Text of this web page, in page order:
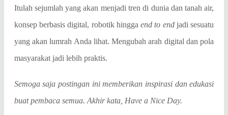
Itulah sejumlah yang akan menjadi tren di dunia dan tanah air,
konsep berbasis digital, robotik hinggaend to endjadi sesuatu
yang akan lumrah Anda lihat. Mengubah arah digital dan pola
masyarakat jadi lebih praktis.
Semoga saja postingan ini memberikan inspirasi dan edukasi
buat pembaca semua. Akhir kata, Have a Nice Day.